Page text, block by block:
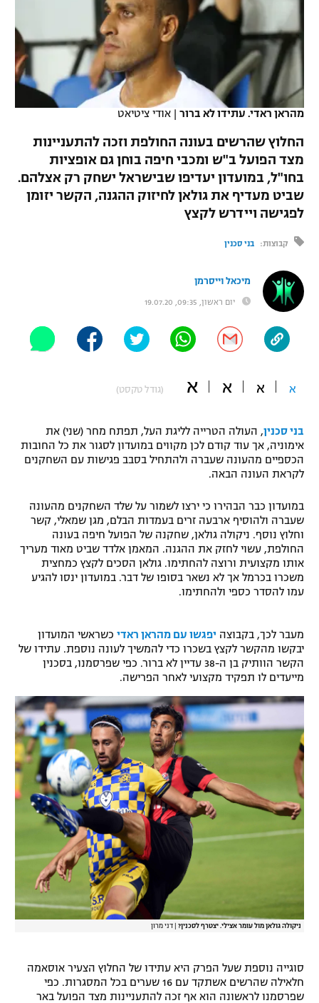
VOD
רץ ברשת
תוצאות
לוח שידורים
ברחבה
"מעל הליגה" – פודקאסט
"מחצית בשכונה" – פודקאסט
משתתפים וזוכים בפרסים
תקנון משתתפים וזוכים בפרסים
תקנון עבור פעילות אלקטרה
טניס
תנאי שימוש
מדיניות פרטיות
רשיון להקרנה פומבית לבית עסק
לוח דרושים – ג'ובנט
תגיות
המגזין
נבחרת ישראל
מכבי חיפה
בית"ר ירושלים
מכבי תל אביב
הפועל תל אביב
הפועל חיפה
בני יהודה
ליגה ספרדית
ליגה איטלקית
ליגה צרפתית
ליגה הולנדית
ליגה טורקית
ליגה סינית
ליגה ברזילאית
ליגות נוספות
כדורסל נשים
מכבי תל אביב
הפועל חולון
הפועל ירושלים
דני אבדיה
יורוליג
יורוקאפ
טניס
כדוריד
כדורעף
שחייה
ג'ודו
אגרוף
ספורט אולימפי
UFC
היאבקות WWE
אופניים
ספורט מוטורי
פוטבול אמריקאי NFL
ספורט אתגרי ואקסטרים
אומנויות לחימה
גיימינג E-Sports
מהראן ראדי. עתידו לא ברור | אודי ציטיאט
החלוץ שהרשים בעונה החולפת וזכה להתעניינות
מצד הפועל ב"ש ומכבי חיפה בוחן גם אופציות
בחו"ל, במועדון יעדיפו שבישראל ישחק רק אצלהם.
שביט מעדיף את גולאן לחיזוק ההגנה, הקשר יזומן
לפגישה ויידרש לקצץ
קבוצות: בני סכנין
מיכאל וייסרמן
יום ראשון, 09:35, 19.07.20
א א א א (גודל טקסט)
בני סכנין, העולה הטרייה לליגת העל, תפתח מחר (שני) את
אימוניה, אך עוד קודם לכן מקווים במועדון לסגור את כל החובות
הכספיים מהעונה שעברה ולהתחיל בסבב פגישות עם השחקנים
לקראת העונה הבאה.
במועדון כבר הבהירו כי ירצו לשמור על שלד השחקנים מהעונה
שעברה ולהוסיף ארבעה זרים בעמדות הבלם, מגן שמאלי, קשר
וחלוץ נוסף. ניקולה גולאן, שחקנה של הפועל חיפה בעונה
החולפת, עשוי לחזק את ההגנה. המאמן אלדד שביט מאוד מעריך
אותו מקצועית ורוצה להחתימו. גולאן הסכים לקצץ כמחצית
משכרו בכרמל אך לא נשאר בסופו של דבר. במועדון ינסו להגיע
עמו להסדר כספי ולהחתימו.
מעבר לכך, בקבוצה יפגשו עם מהראן ראדי כשראשי המועדון
יבקשו מהקשר לקצץ בשכרו כדי להמשיך לעונה נוספת. עתידו של
הקשר הוותיק בן ה-38 עדיין לא ברור. כפי שפרסמנו, בסכנין
מייעדים לו תפקיד מקצועי לאחר הפרישה.
ניקולה גולאן מול עומר אצילי. יצטרף לסכנין? דני מרון
סוגייה נוספת שעל הפרק היא עתידו של החלוץ הצעיר אוסאמה
חלאילה שהרשים אשתקד עם 16 שערים בכל המסגרות. כפי
שפרסמנו לראשונה הוא אף זכה להתעניינות מצד הפועל באר